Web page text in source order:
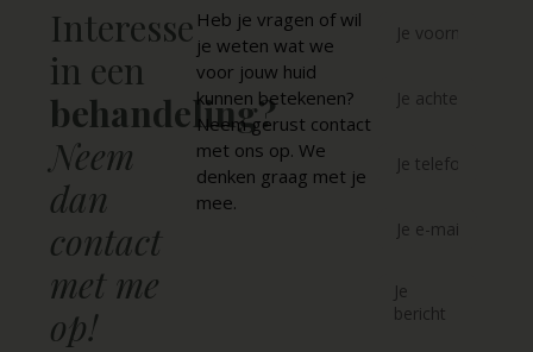
Interesse
in een
behandeling?
Neem
dan
contact
met me
op!
Heb je vragen of wil
je weten wat we
voor jouw huid
kunnen betekenen?
Neem gerust contact
met ons op. We
denken graag met je
mee.